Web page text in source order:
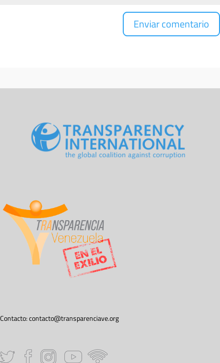
Contacto:contacto@transparenciave.org